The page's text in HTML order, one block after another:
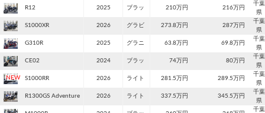
R12 2025 ブラッ 210万円 216万円
千葉
県
S1000XR 2026 グラビ 273.8万円 287万円
千葉
県
G310R 2025 グラニ 63.8万円 69.8万円
千葉
県
CE02 2024 ブラッ 74万円 80万円
千葉
県
S1000RR 2026 ライト 281.5万円 289.5万円
千葉
県
R1300GS Adventure 2026 ライト 337.5万円 345.5万円
千葉
県
千葉